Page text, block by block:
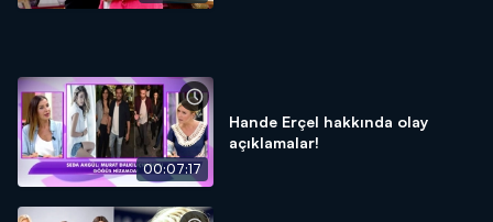
00:07:17
Hande Erçel hakkında olay
açıklamalar!